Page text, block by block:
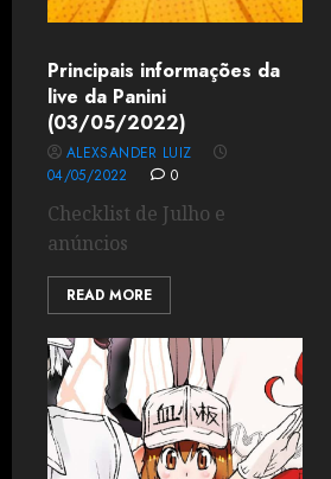
Principais informações da
live da Panini
(03/05/2022)
ALEXSANDER LUIZ
04/05/2022
0
Checklist de Julho e
anúncios
READ MORE